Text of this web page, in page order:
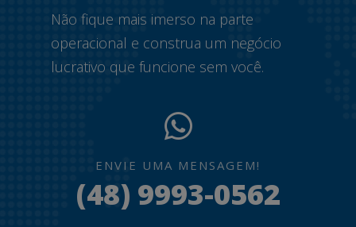
Não fique mais imerso na parte
operacional e construa um negócio
lucrativo que funcione sem você.
ENVIE UMA MENSAGEM!
(48) 9993-0562